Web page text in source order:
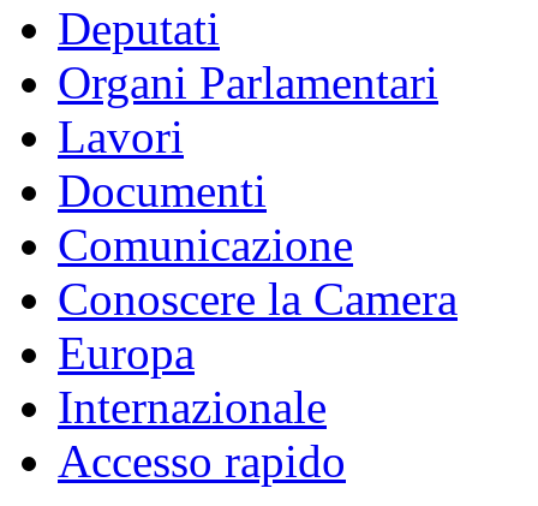
Deputati
Organi Parlamentari
Lavori
Documenti
Comunicazione
Conoscere la Camera
Europa
Internazionale
Accesso rapido